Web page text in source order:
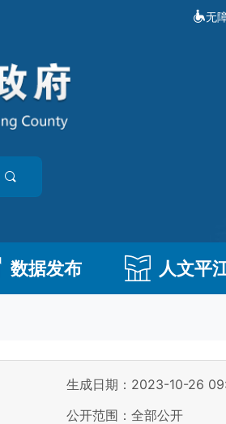
无
数据发布 人文平
生成日期：2023-10-26
公开范围：全部公开